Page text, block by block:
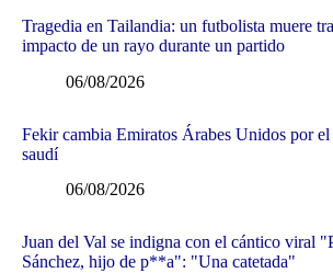
Tragedia en Tailandia: un futbolista muere
impacto de un rayo durante un partido
06/08/2026
Fekir cambia Emiratos Árabes Unidos por
saudí
06/08/2026
Juan del Val se indigna con el cántico viral
Sánchez, hijo de p**a": "Una catetada"